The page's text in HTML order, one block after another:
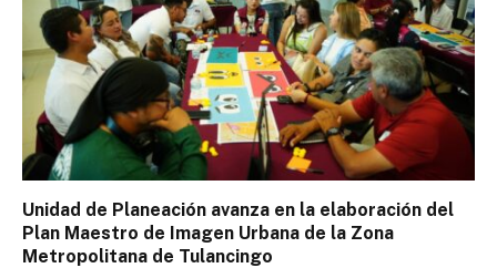
Unidad de Planeación avanza en la elaboración del
Plan Maestro de Imagen Urbana de la Zona
Metropolitana de Tulancingo